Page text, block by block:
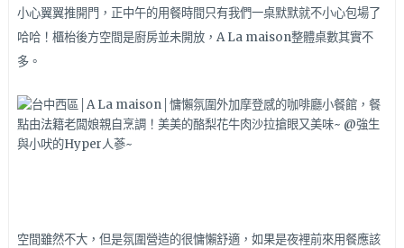
小心翼翼推開門，正中午的用餐時間只有我們一桌默默就不小心包場了
哈哈！櫃枱後方空間是廚房並未開放，A La maison整體桌數其實不
多。
空間雖然不大，但是氛圍營造的很慵懶舒適，如果是夜裡前來用餐應該